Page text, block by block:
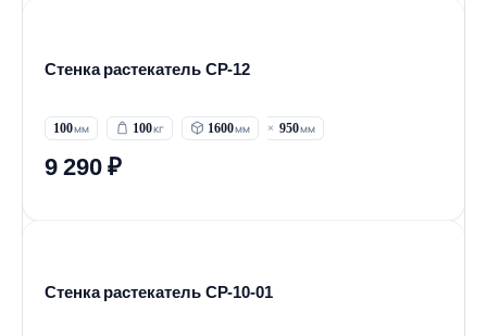
Стенка растекатель СР-12
100 100 1600 950
9 290 ₽
Стенка растекатель СР-10-01